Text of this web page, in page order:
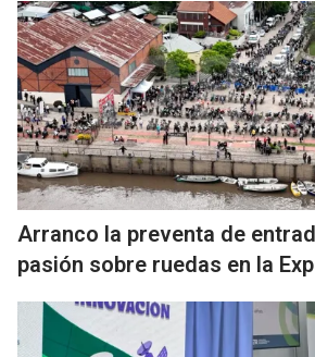
Arranco la preventa de
pasión sobre ruedas en la